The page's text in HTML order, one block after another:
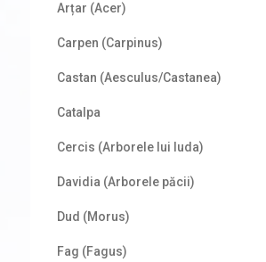
Arțar (Acer)
Carpen (Carpinus)
Castan (Aesculus/Castanea)
Catalpa
Cercis (Arborele lui Iuda)
Davidia (Arborele păcii)
Dud (Morus)
Fag (Fagus)